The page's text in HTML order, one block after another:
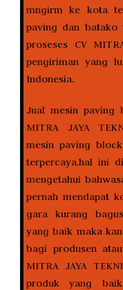
mngirm ke kota
paving dan batako
proseses CV
pengiriman yang
Indonesia.
Jual mesin paving
MITRA JAYA
mesin paving
terpercaya.hal ini
mengetahui
pernah mendapat
gara kurang
yang baik maka
bagi produsen
MITRA JAYA
produk yang